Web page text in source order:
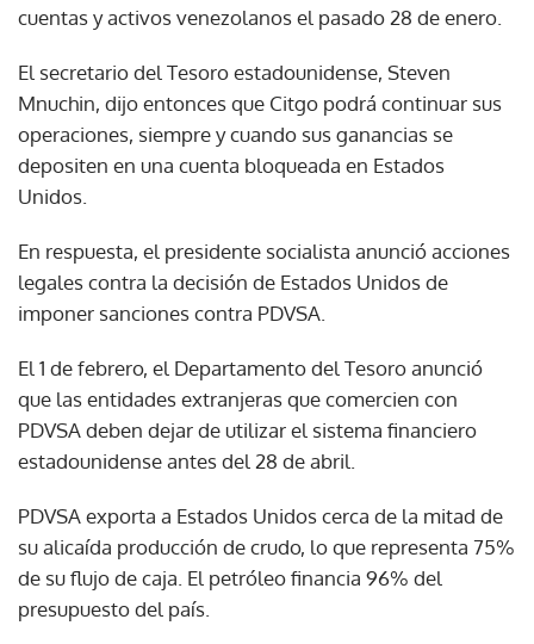
cuentas y activos venezolanos el pasado 28 de enero.
El secretario del Tesoro estadounidense, Steven
Mnuchin, dijo entonces que Citgo podrá continuar sus
operaciones, siempre y cuando sus ganancias se
depositen en una cuenta bloqueada en Estados
Unidos.
En respuesta, el presidente socialista anunció acciones
legales contra la decisión de Estados Unidos de
imponer sanciones contra PDVSA.
El 1 de febrero, el Departamento del Tesoro anunció
que las entidades extranjeras que comercien con
PDVSA deben dejar de utilizar el sistema financiero
estadounidense antes del 28 de abril.
PDVSA exporta a Estados Unidos cerca de la mitad de
su alicaída producción de crudo, lo que representa 75%
de su flujo de caja. El petróleo financia 96% del
presupuesto del país.